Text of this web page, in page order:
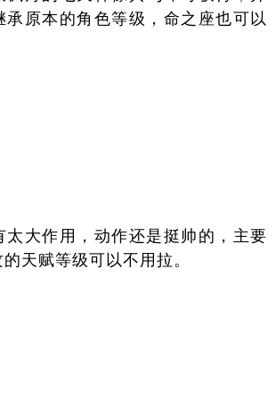
承原本的角色等级，命之座也可以
太大作用，动作还是挺帅的，主要
天赋等级可以不用拉。